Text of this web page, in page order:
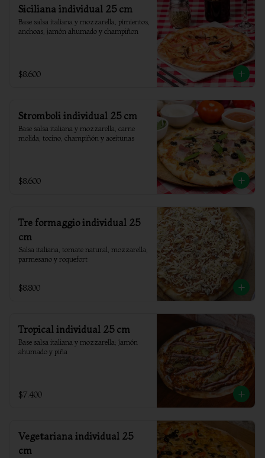
Siciliana individual 25 cm
Base salsa italiana y mozzarella, pimientos,
anchoas, jamón ahumado y champiñon
$8.600
Stromboli individual 25 cm
Base salsa italiana y mozzarella, carne
molida, tocino, champiñón y aceitunas
$8.600
Tre formaggio individual 25
cm
Salsa italiana, tomate natural, mozzarella,
parmesano y roquefort
$8.800
Tropical individual 25 cm
Base salsa italiana y mozzarella; jamón
ahumado y piña
$7.400
Vegetariana individual 25
cm